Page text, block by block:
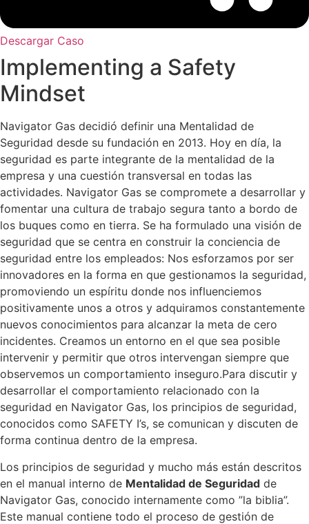
Descargar Caso
Implementing a Safety
Mindset
Navigator Gas decidió definir una Mentalidad de
Seguridad desde su fundación en 2013. Hoy en día, la
seguridad es parte integrante de la mentalidad de la
empresa y una cuestión transversal en todas las
actividades. Navigator Gas se compromete a desarrollar y
fomentar una cultura de trabajo segura tanto a bordo de
los buques como en tierra. Se ha formulado una visión de
seguridad que se centra en construir la conciencia de
seguridad entre los empleados: Nos esforzamos por ser
innovadores en la forma en que gestionamos la seguridad,
promoviendo un espíritu donde nos influenciemos
positivamente unos a otros y adquiramos constantemente
nuevos conocimientos para alcanzar la meta de cero
incidentes. Creamos un entorno en el que sea posible
intervenir y permitir que otros intervengan siempre que
observemos un comportamiento inseguro.Para discutir y
desarrollar el comportamiento relacionado con la
seguridad en Navigator Gas, los principios de seguridad,
conocidos como SAFETY I’s, se comunican y discuten de
forma continua dentro de la empresa.
Los principios de seguridad y mucho más están descritos
en el manual interno de Mentalidad de Seguridad de
Navigator Gas, conocido internamente como ”la biblia”.
Este manual contiene todo el proceso de gestión de